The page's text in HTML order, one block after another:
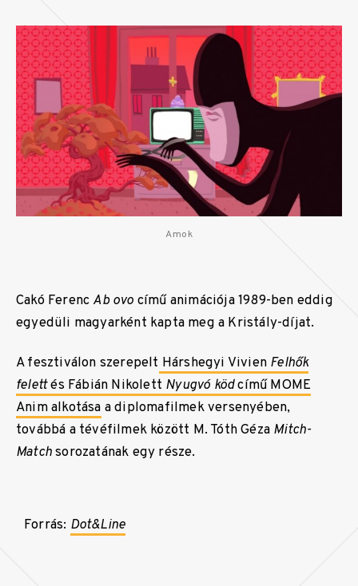
Amok
Cakó Ferenc Ab ovo című animációja 1989-ben eddig
egyedüli magyarként kapta meg a Kristály-díjat.
A fesztiválon szerepelt Hárshegyi Vivien Felhők
felettés Fábián Nikolett Nyugvó ködcímű MOME
Anim alkotása a diplomafilmek versenyében,
továbbá a tévéfilmek között M. Tóth Géza Mitch-
Matchsorozatának egy része.
Forrás: Dot&Line